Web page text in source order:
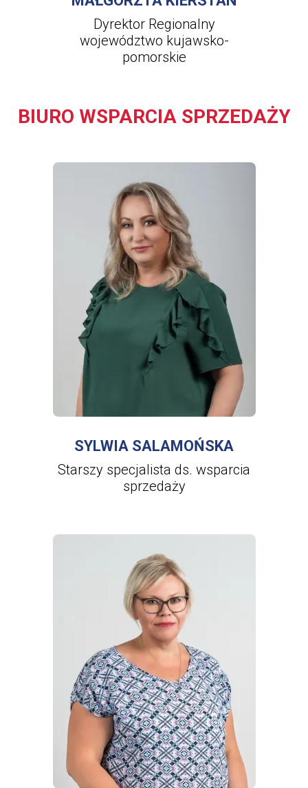
Dyrektor Regionalny
województwo kujawsko-
pomorskie
BIURO WSPARCIA SPRZEDAŻY
WIĘCEJ INFORMACJIO
SYLWIA
SALAMOŃSKA
SYLWIA SALAMOŃSKA
Starszy specjalista ds. wsparcia
sprzedaży
WIĘCEJ INFORMACJIO
JUSTYNA
DOMERACKA